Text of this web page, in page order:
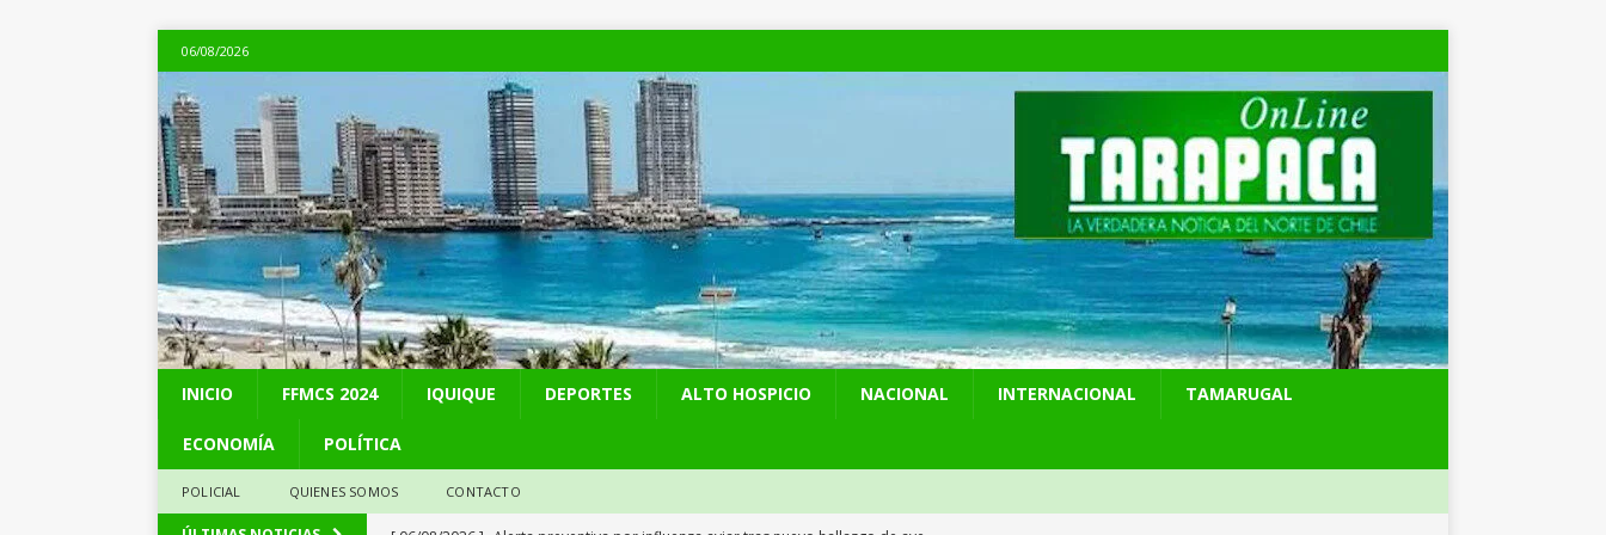
06/08/2026
INICIO FFMCS 2024 IQUIQUE DEPORTES ALTO HOSPICIO NACIONAL INTERNACIONAL TAMARUGAL
ECONOMÍA POLÍTICA
POLICIAL QUIENES SOMOS CONTACTO